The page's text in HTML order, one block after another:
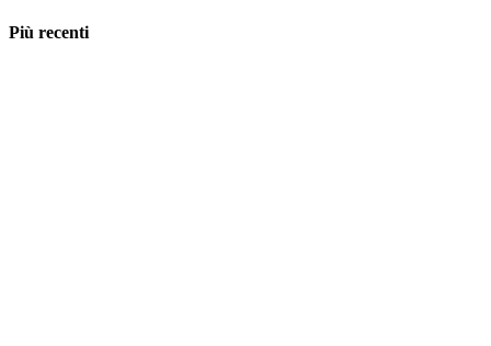
Più recenti